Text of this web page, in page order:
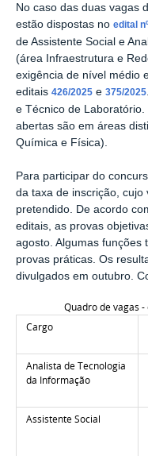
No caso das duas vagas
estão dispostas no edital
de Assistente Social e
(área Infraestrutura e
exigência de nível médio
editais 426/2025 e 375/2025
e Técnico de
abertas são em áreas
Química e Física).
Para participar do
da taxa de inscrição,
pretendido. De acordo
editais, as provas
agosto. Algumas funções
provas práticas. Os
divulgados em outubro.
Quadro de vagas -
Cargo
Analista de Tecnologia
da Informação
Assistente Social